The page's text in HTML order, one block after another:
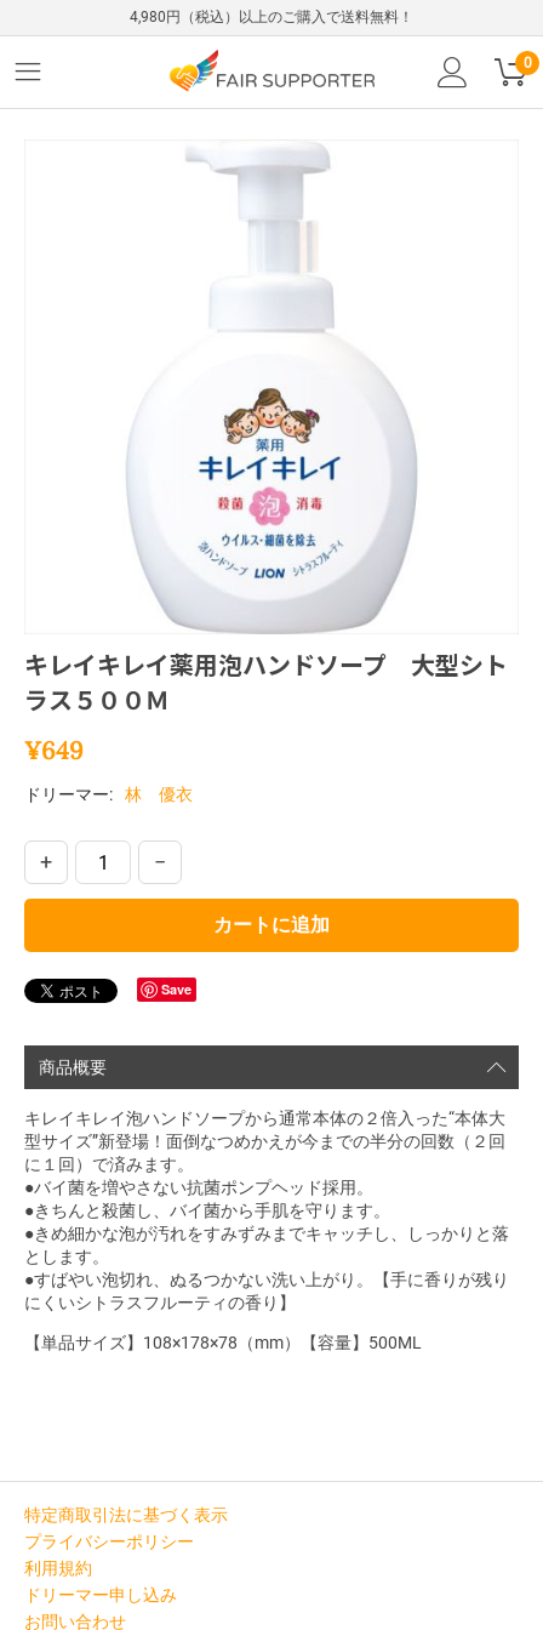
4,980円（税込）以上のご購入で送料無料！
0
キレイキレイ薬用泡ハンドソープ 大型シト
ラス５００Ｍ
¥649
ドリーマー: 林 優衣
+ −
カートに追加
Save
商品概要
キレイキレイ泡ハンドソープから通常本体の２倍入った“本体大
型サイズ”新登場！面倒なつめかえが今までの半分の回数（２回
に１回）で済みます。
●バイ菌を増やさない抗菌ポンプヘッド採用。
●きちんと殺菌し、バイ菌から手肌を守ります。
●きめ細かな泡が汚れをすみずみまでキャッチし、しっかりと落
とします。
●すばやい泡切れ、ぬるつかない洗い上がり。【手に香りが残り
にくいシトラスフルーティの香り】
【単品サイズ】108×178×78（mm）【容量】500ML
特定商取引法に基づく表示
プライバシーポリシー
利用規約
ドリーマー申し込み
お問い合わせ